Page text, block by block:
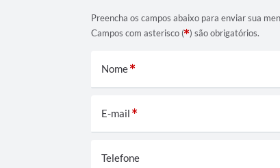
Preencha os campos abaixo para enviar sua
Campos com asterisco ( ) são obrigatórios.
Nome
E-mail
Telefone